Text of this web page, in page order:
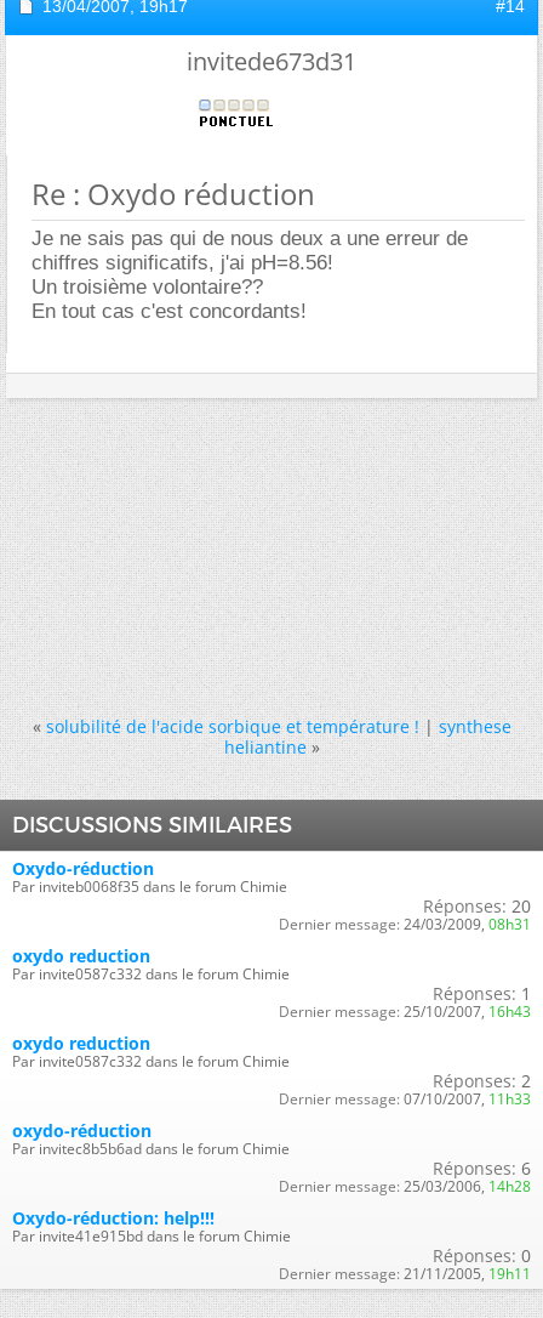
13/04/2007, 19h17 #14
invitede673d31
Re : Oxydo réduction
Je ne sais pas qui de nous deux a une erreur de
chiffres significatifs, j'ai pH=8.56!
Un troisième volontaire??
En tout cas c'est concordants!
« solubilité de l'acide sorbique et température !|synthese
heliantine »
DISCUSSIONS SIMILAIRES
Oxydo-réduction
Par inviteb0068f35 dans le forum Chimie
Réponses: 20
Dernier message: 24/03/2009, 08h31
oxydo reduction
Par invite0587c332 dans le forum Chimie
Réponses: 1
Dernier message: 25/10/2007, 16h43
oxydo reduction
Par invite0587c332 dans le forum Chimie
Réponses: 2
Dernier message: 07/10/2007, 11h33
oxydo-réduction
Par invitec8b5b6ad dans le forum Chimie
Réponses: 6
Dernier message: 25/03/2006, 14h28
Oxydo-réduction: help!!!
Par invite41e915bd dans le forum Chimie
Réponses: 0
Dernier message: 21/11/2005, 19h11